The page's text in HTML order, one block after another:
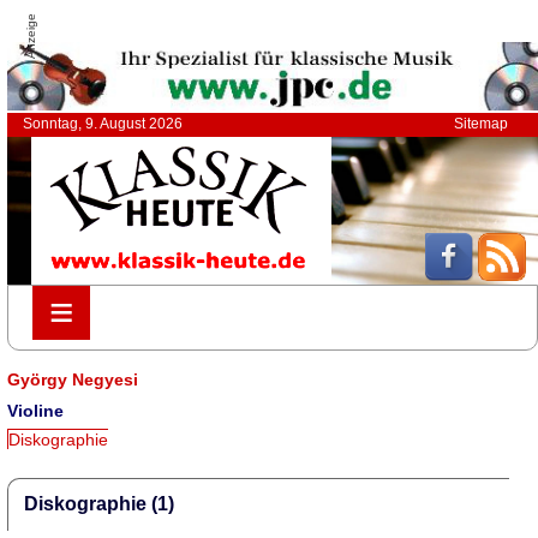
Anzeige
Sonntag, 9. August 2026 Sitemap
≡
≡
György Negyesi
Violine
Diskographie
Diskographie (1)